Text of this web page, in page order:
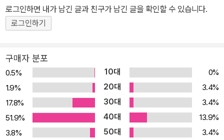
작품인『못 말리는 내 동생』은『별 볼 일 없는 4학년』과 마찬가지로 다
시 피터 해처가 1인칭 화자가 되어 말썽꾸러기 동생 퍼지를 비롯한 자
신의 가족 이야기를 담담하면서도 재미있게 풀어가는 작품이다. 197
은 많은 어린이 독자들로부터 “퍼지 책 한 권만 더 써 주세요!” 하는
편지를 무수히 받았지만, 8년이 지나서야 3권인『못 말리는 내 동생』
을 펴낼 수 있었다. 『못 말리는 내 동생』은 피터네 식구가 뉴욕과 근교
시골인 프린스턴에서 보낸 일 년 반 동안의 이야기를 담고 있다. 말썽
꾸러기 동생 퍼지만으로도 벅찬 피터는 동생이 또 태어난다는 엄마
아빠의 폭탄선언에다 온 식구가 일 년 동안 집을 떠나 시골에서 살기
로그인하면 내가 남긴 글과 친구가 남긴 글을 확인할 수 있습니다.
로그인하기
구매자 분포
0.5% 10대
0%
1.9%
20대
3.4%
17.8%
30대
3.4%
51.9%
40대
13.9%
3.8%
50대
3.4%